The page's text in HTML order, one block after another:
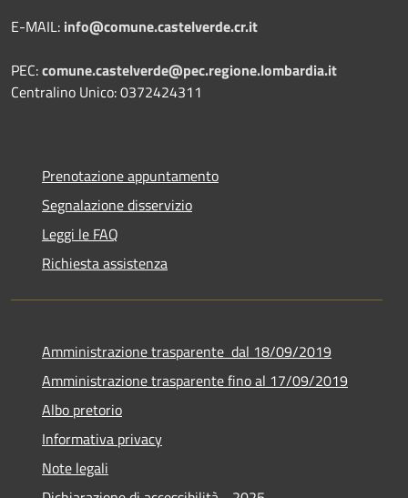
E-MAIL: info@comune.castelverde.cr.it
PEC:comune.castelverde@pec.regione.lombardia.it
Centralino Unico: 0372424311
Prenotazione appuntamento
Segnalazione disservizio
Leggi le FAQ
Richiesta assistenza
Amministrazione trasparente dal 18/09/2019
Amministrazione trasparente fino al 17/09/2019
Albo pretorio
Informativa privacy
Note legali